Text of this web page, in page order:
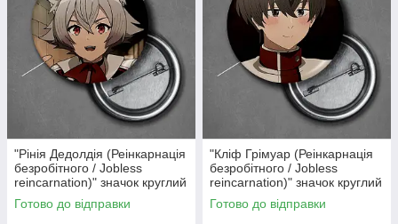
"Рінія Дедолдія (Реінкарнація
безробітного / Jobless
reincarnation)" значок круглий
на булавці Ø44 мм
Готово до відправки
"Кліф Грімуар (Реінкарнація
безробітного / Jobless
reincarnation)" значок круглий
на булавці Ø44 мм
Готово до відправки